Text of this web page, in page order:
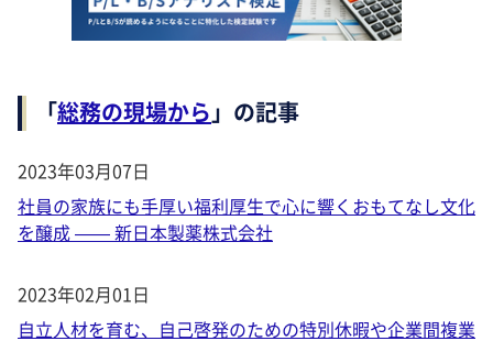
「総務の現場から」の記事
2023年03月07日
社員の家族にも手厚い福利厚生で心に響くおもてなし文化
を醸成 —— 新日本製薬株式会社
2023年02月01日
自立人材を育む、自己啓発のための特別休暇や企業間複業